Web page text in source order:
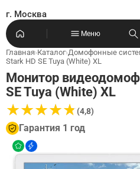
г. Москва
Меню
Главная›Каталог›Домофонные
Stark HD SE Tuya (White) XL
Монитор
SE Tuya (White) XL
★★★★★
★★★★★(4,8)
Гарантия 1 год